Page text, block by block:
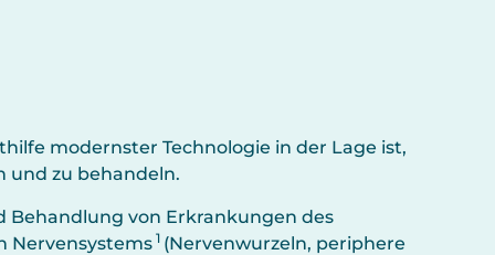
modernster Technologie in der Lage ist,
und zu behandeln.
Behandlung von Erkrankungen des
Nervensystems 1 (Nervenwurzeln, periphere